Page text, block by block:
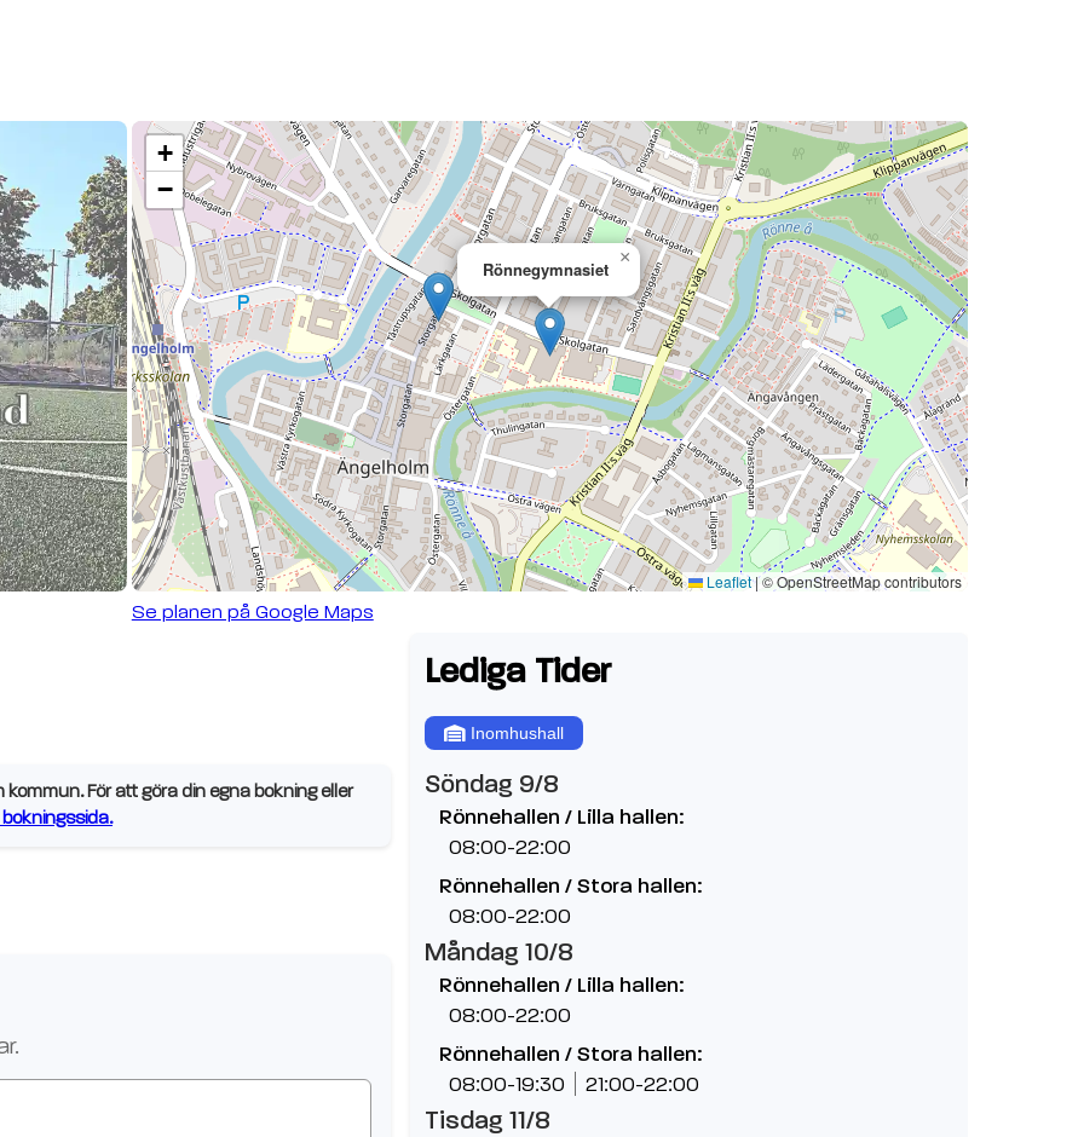
Rönnegymnasiet
×
+
−
Leaflet|© OpenStreetMap contributors
Se planen på Google Maps
För att göra din egna bokning eller
Lediga Tider
Inomhushall
Söndag 9/8
Rönnehallen / Lilla hallen:
08:00-22:00
Rönnehallen / Stora hallen:
08:00-22:00
Måndag 10/8
Rönnehallen / Lilla hallen:
08:00-22:00
Rönnehallen / Stora hallen:
08:00-19:30 21:00-22:00
Tisdag 11/8